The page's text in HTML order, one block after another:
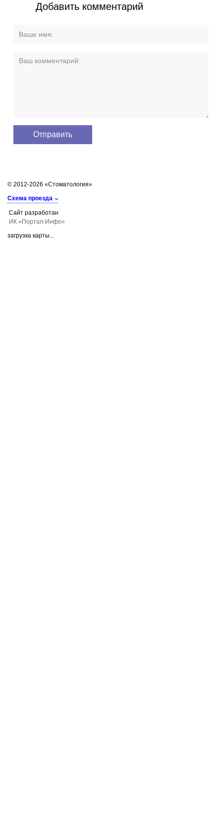
Добавить комментарий
© 2012-2026 «Стоматология»
Схема проезда
Сайт разработан
ИК «Портал-Инфо»
загрузка карты...